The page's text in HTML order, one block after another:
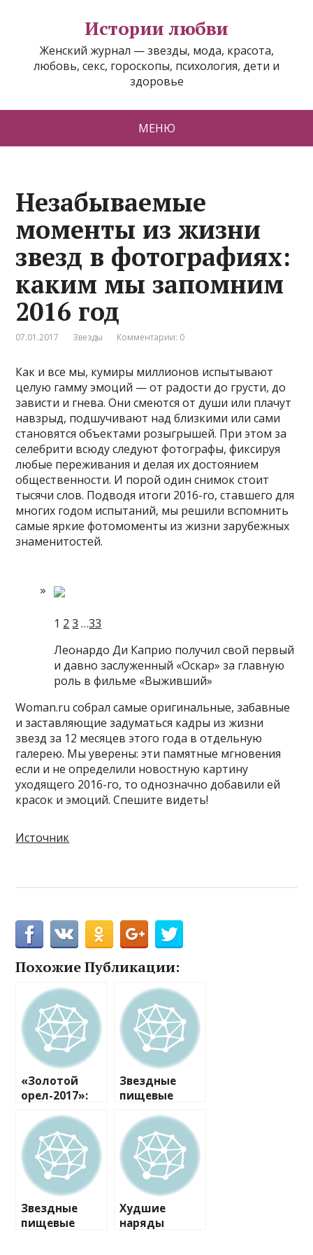
Истории любви
Женский журнал — звезды, мода, красота,
любовь, секс, гороскопы, психология, дети и
здоровье
МЕНЮ
Незабываемые
моменты из жизни
звезд в фотографиях:
каким мы запомним
2016 год
07.01.2017 Звезды Комментарии: 0
Как и все мы, кумиры миллионов испытывают
целую гамму эмоций — от радости до грусти, до
зависти и гнева. Они смеются от души или плачут
навзрыд, подшучивают над близкими или сами
становятся объектами розыгрышей. При этом за
селебрити всюду следуют фотографы, фиксируя
любые переживания и делая их достоянием
общественности. И порой один снимок стоит
тысячи слов. Подводя итоги 2016-го, ставшего для
многих годом испытаний, мы решили вспомнить
самые яркие фотомоменты из жизни зарубежных
знаменитостей.
1 2 3 …33
Леонардо Ди Каприо получил свой первый
и давно заслуженный «Оскар» за главную
роль в фильме «Выживший»
Woman.ru собрал самые оригинальные, забавные
и заставляющие задуматься кадры из жизни
звезд за 12 месяцев этого года в отдельную
галерею. Мы уверены: эти памятные мгновения
если и не определили новостную картину
уходящего 2016-го, то однозначно добавили ей
красок и эмоций. Спешите видеть!
Источник
Похожие Публикации:
«Золотой
орел-2017»:
Высоцкой и
Кончаловског
о, первая
престижная
награда
Янковского-
младшего
Звездные
пищевые
до чего
доводит
гонка за
идеальным
телом
Звездные
пищевые
Худшие
наряды